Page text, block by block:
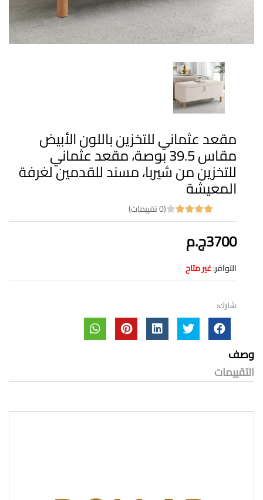
مقعد عثماني للتخزين باللون الأبيض
مقاس 39.5 بوصة، مقعد عثماني
للتخزين من شيربا، مسند للقدمين لغرفة
المعيشة
(0 تقييمات)
3700ج.م
التوافر:غير متاح
شارك:
وصف
التقييمات